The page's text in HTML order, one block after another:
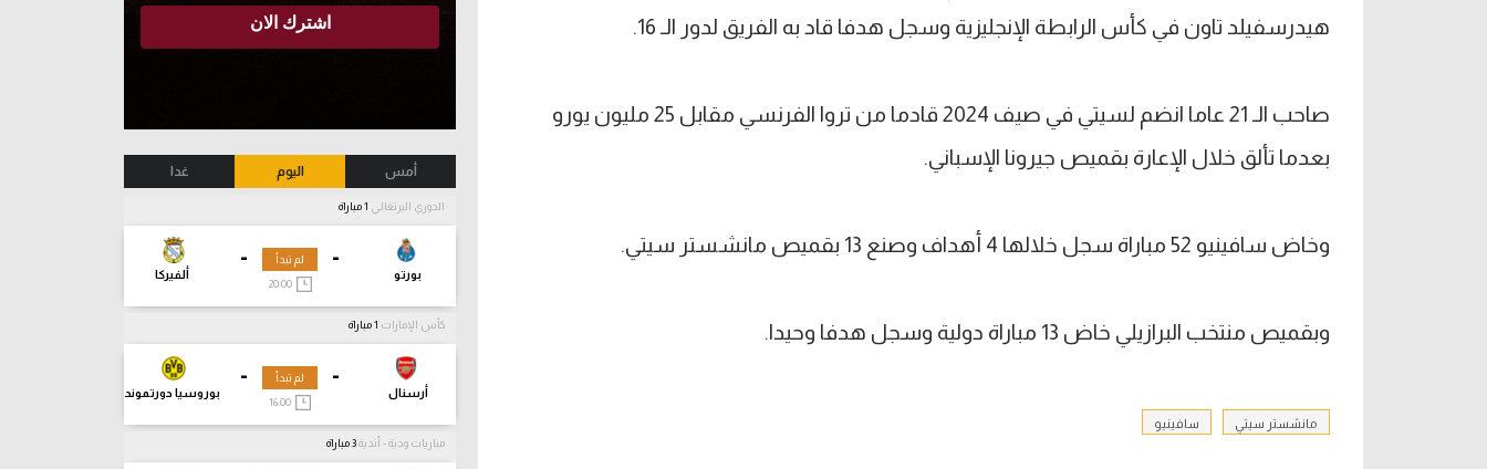
هيدرسفيلد تاون في كأس الرابطة الإنجليزية وسجل هدفا قاد به الفريق لدور الـ 16.
صاحب الـ 21 عاما انضم لسيتي في صيف 2024 قادما من تروا الفرنسي مقابل 25 مليون يورو
بعدما تألق خلال الإعارة بقميص جيرونا الإسباني.
وخاض سافينيو 52 مباراة سجل خلالها 4 أهداف وصنع 13 بقميص مانشستر سيتي.
وبقميص منتخب البرازيلي خاض 13 مباراة دولية وسجل هدفا وحيدا.
مانشستر سيتي سافينيو
أمس اليوم غدا
الدوري البرتغالي
-
بورتو
-
ألفيركا
لم تبدأ
20:00
كأس الإمارات
-
أرسنال
-
بوروسيا دورتموند
لم تبدأ
مباريات ودية - أندية